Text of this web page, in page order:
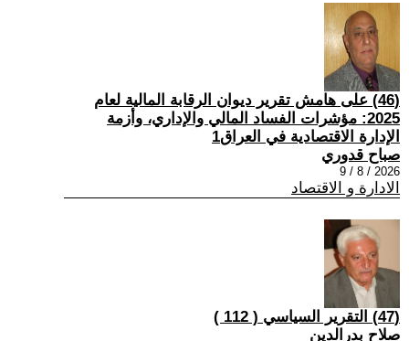
(46) على هامش تقرير ديوان الرقابة المالية لعام
2025: مؤشرات الفساد المالي والإداري، وأزمة
الإدارة الاقتصادية في العراق1
صباح قدوري
2026 / 8 / 9
الادارة و الاقتصاد
(47) التقرير السياسي ( 112 )
صلاح بدرالدين